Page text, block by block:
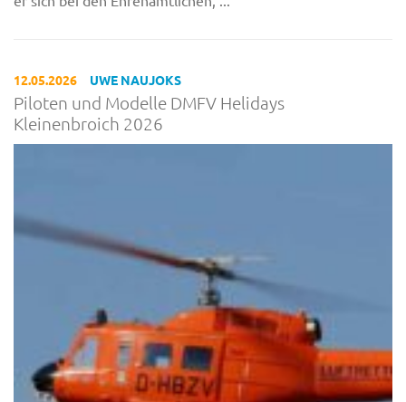
12.05.2026 UWE NAUJOKS
Piloten und Modelle DMFV Helidays
Kleinenbroich 2026